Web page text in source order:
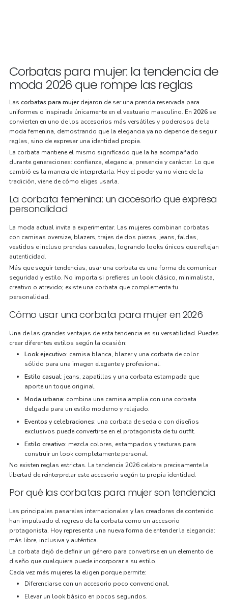
Corbatas para mujer: la tendencia de
moda 2026 que rompe las reglas
Las corbatas para mujerdejaron de ser una prenda reservada para
uniformes o inspirada únicamente en el vestuario masculino. En 2026 se
convierten en uno de los accesorios más versátiles y poderosos de la
moda femenina, demostrando que la elegancia ya no depende de seguir
reglas, sino de expresar una identidad propia.
La corbata mantiene el mismo significado que la ha acompañado
durante generaciones: confianza, elegancia, presencia y carácter. Lo que
cambió es la manera de interpretarla. Hoy el poder ya no viene de la
tradición, viene de cómo eliges usarla.
La corbata femenina: un accesorio que expresa
personalidad
La moda actual invita a experimentar. Las mujeres combinan corbatas
con camisas oversize, blazers, trajes de dos piezas, jeans, faldas,
vestidos e incluso prendas casuales, logrando looks únicos que reflejan
autenticidad.
Más que seguir tendencias, usar una corbata es una forma de comunicar
seguridad y estilo. No importa si prefieres un look clásico, minimalista,
creativo o atrevido; existe una corbata que complementa tu
personalidad.
Cómo usar una corbata para mujer en 2026
Una de las grandes ventajas de esta tendencia es su versatilidad. Puedes
crear diferentes estilos según la ocasión:
Look ejecutivo: camisa blanca, blazer y una corbata de color
sólido para una imagen elegante y profesional.
Estilo casual: jeans, zapatillas y una corbata estampada que
aporte un toque original.
Moda urbana: combina una camisa amplia con una corbata
delgada para un estilo moderno y relajado.
Eventos y celebraciones: una corbata de seda o con diseños
exclusivos puede convertirse en el protagonista de tu outfit.
Estilo creativo: mezcla colores, estampados y texturas para
construir un look completamente personal.
No existen reglas estrictas. La tendencia 2026 celebra precisamente la
libertad de reinterpretar este accesorio según tu propia identidad.
Por qué las corbatas para mujer son tendencia
Las principales pasarelas internacionales y las creadoras de contenido
han impulsado el regreso de la corbata como un accesorio
protagonista. Hoy representa una nueva forma de entender la elegancia:
más libre, inclusiva y auténtica.
La corbata dejó de definir un género para convertirse en un elemento de
diseño que cualquiera puede incorporar a su estilo.
Cada vez más mujeres la eligen porque permite:
Diferenciarse con un accesorio poco convencional.
Elevar un look básico en pocos segundos.